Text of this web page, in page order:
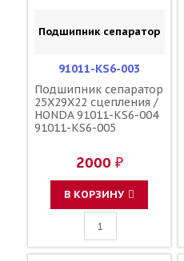
Подшипник сепаратор
91011-KS6-003
Подшипник сепаратор
25X29X22 сцепления /
HONDA 91011-KS6-004
91011-KS6-005
2000 ₽
В КОРЗИНУ